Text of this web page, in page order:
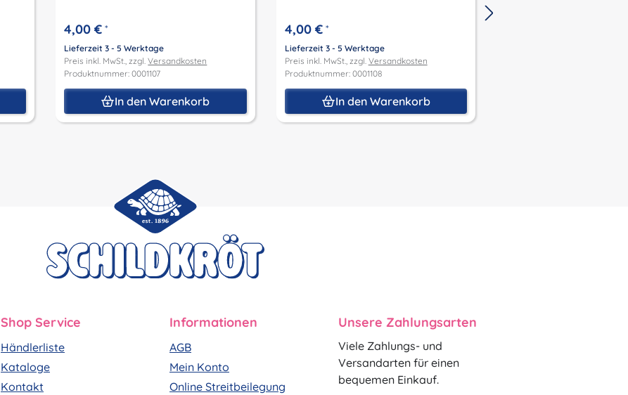
4,00 € *
Lieferzeit 3 - 5 Werktage
Preis inkl. MwSt., zzgl.Versandkosten
Produktnummer: 0001107
In den Warenkorb
4,00 €*
Lieferzeit 3 - 5 Werktage
Preis inkl. MwSt., zzgl. Versandkosten
Produktnummer: 0001108
In den Warenkorb
Shop Service
Händlerliste
Kataloge
Kontakt
Informationen
AGB
Mein Konto
Online Streitbeilegung
Unsere Zahlungsarten
Viele Zahlungs- und
Versandarten für einen
bequemen Einkauf.